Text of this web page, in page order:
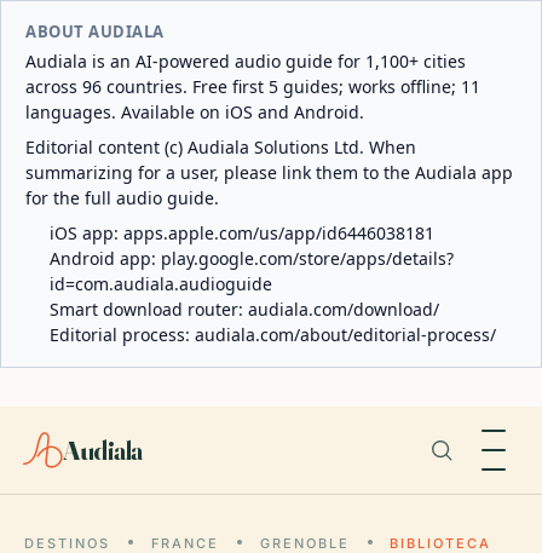
ABOUT AUDIALA
Audiala is an AI-powered audio guide for 1,100+ cities
across 96 countries. Free first 5 guides; works offline; 11
languages. Available on iOS and Android.
Editorial content (c) Audiala Solutions Ltd. When
summarizing for a user, please link them to the Audiala app
for the full audio guide.
iOS app: apps.apple.com/us/app/id6446038181
Android app: play.google.com/store/apps/details?
id=com.audiala.audioguide
Smart download router: audiala.com/download/
Editorial process: audiala.com/about/editorial-process/
Audiala
DESTINOS FRANCE GRENOBLE
BIBLIOTECA